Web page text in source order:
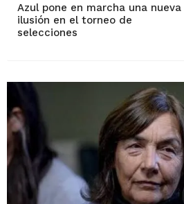
Azul pone en marcha una nueva
ilusión en el torneo de
selecciones